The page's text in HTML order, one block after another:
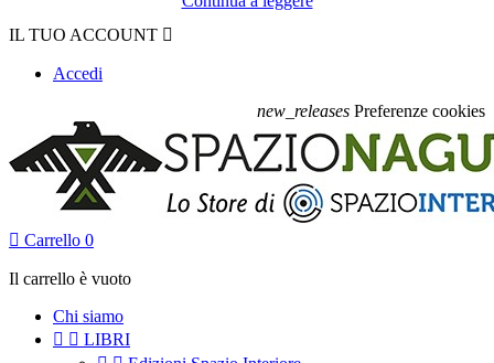
IL TUO ACCOUNT 
Accedi
new_releases Preferenze cookies
 Carrello 0
Il carrello è vuoto
Chi siamo
  LIBRI